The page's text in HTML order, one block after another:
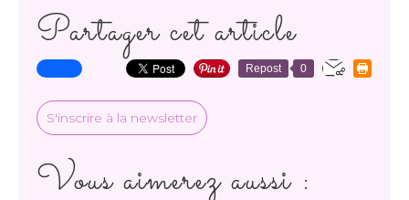
Partager cet article
Repost 0
S'inscrire à la newsletter
Vous aimerez aussi :